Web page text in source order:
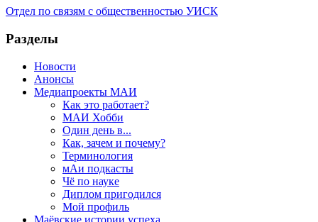
Отдел по связям с общественностью УИСК
Разделы
Новости
Анонсы
Медиапроекты МАИ
Как это работает?
МАИ Хобби
Один день в...
Как, зачем и почему?
Терминология
мАи подкасты
Чё по науке
Диплом пригодился
Мой профиль
Маёвские истории успеха